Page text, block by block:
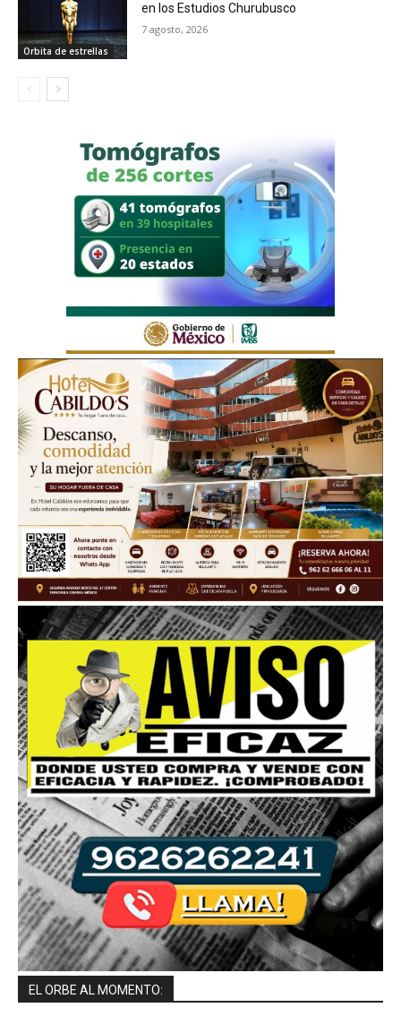
Orbita de estrellas
en los Estudios Churubusco
7 agosto, 2026
EL ORBE AL MOMENTO: